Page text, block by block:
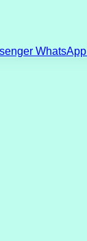
WhatsApp